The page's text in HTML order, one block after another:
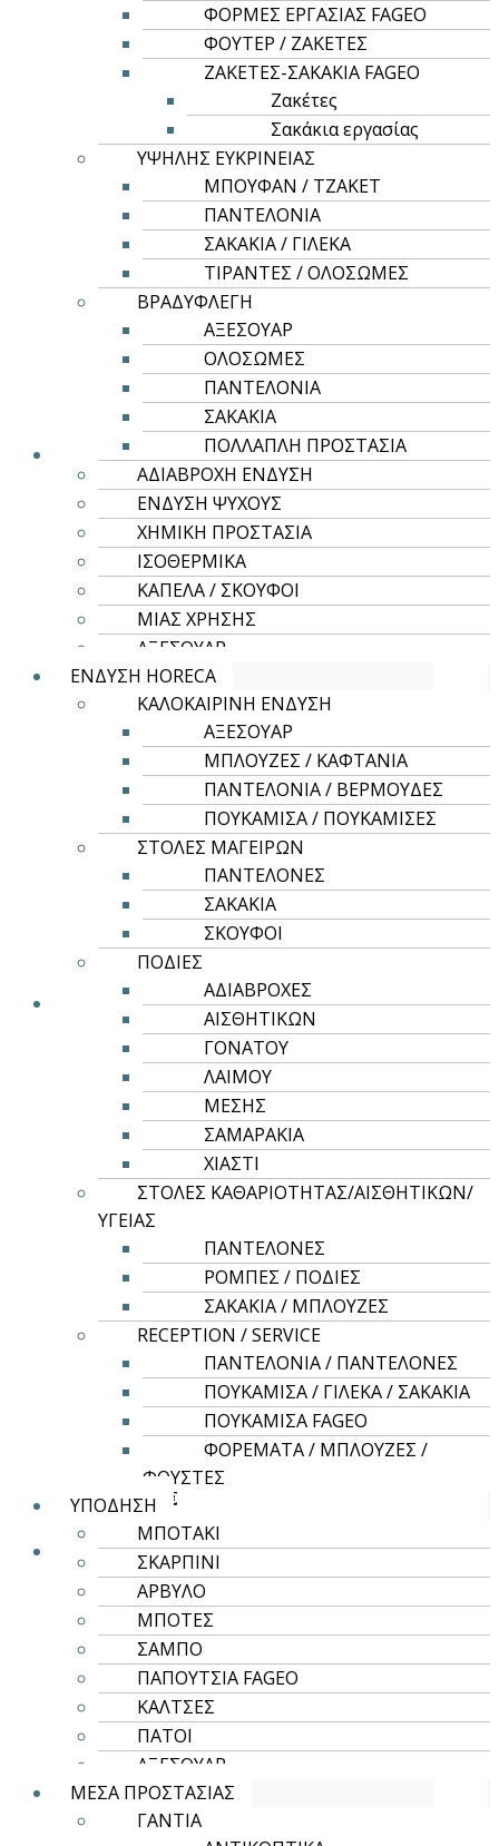
ΦΟΡΜΕΣ ΕΡΓΑΣΙΑΣ FAGEO
ΦΟΥΤΕΡ / ΖΑΚΕΤΕΣ
ΖΑΚΕΤΕΣ-ΣΑΚΑΚΙΑ FAGEO
Ζακέτες
Σακάκια εργασίας
ΥΨΗΛΗΣ ΕΥΚΡΙΝΕΙΑΣ
ΜΠΟΥΦΑΝ / ΤΖΑΚΕΤ
ΠΑΝΤΕΛΟΝΙΑ
ΣΑΚΑΚΙΑ / ΓΙΛΕΚΑ
ΤΙΡΑΝΤΕΣ / ΟΛΟΣΩΜΕΣ
ΒΡΑΔΥΦΛΕΓΗ
ΑΞΕΣΟΥΑΡ
ΟΛΟΣΩΜΕΣ
ΠΑΝΤΕΛΟΝΙΑ
ΣΑΚΑΚΙΑ
ΠΟΛΛΑΠΛΗ ΠΡΟΣΤΑΣΙΑ
ΑΔΙΑΒΡΟΧΗ ΕΝΔΥΣΗ
ΕΝΔΥΣΗ ΨΥΧΟΥΣ
ΧΗΜΙΚΗ ΠΡΟΣΤΑΣΙΑ
ΙΣΟΘΕΡΜΙΚΑ
ΚΑΠΕΛΑ / ΣΚΟΥΦΟΙ
ΜΙΑΣ ΧΡΗΣΗΣ
ΑΞΕΣΟΥΑΡ
ΕΝΔΥΣΗ HORECA
ΚΑΛΟΚΑΙΡΙΝΗ ΕΝΔΥΣΗ
ΑΞΕΣΟΥΑΡ
ΜΠΛΟΥΖΕΣ / ΚΑΦΤΑΝΙΑ
ΠΑΝΤΕΛΟΝΙΑ / ΒΕΡΜΟΥΔΕΣ
ΠΟΥΚΑΜΙΣΑ / ΠΟΥΚΑΜΙΣΕΣ
ΣΤΟΛΕΣ ΜΑΓΕΙΡΩΝ
ΠΑΝΤΕΛΟΝΕΣ
ΣΑΚΑΚΙΑ
ΣΚΟΥΦΟΙ
ΠΟΔΙΕΣ
ΑΔΙΑΒΡΟΧΕΣ
ΑΙΣΘΗΤΙΚΩΝ
ΓΟΝΑΤΟΥ
ΛΑΙΜΟΥ
ΜΕΣΗΣ
ΣΑΜΑΡΑΚΙΑ
ΧΙΑΣΤΙ
ΣΤΟΛΕΣ ΚΑΘΑΡΙΟΤΗΤΑΣ/ΑΙΣΘΗΤΙΚΩΝ/
ΥΓΕΙΑΣ
ΠΑΝΤΕΛΟΝΕΣ
ΡΟΜΠΕΣ / ΠΟΔΙΕΣ
ΣΑΚΑΚΙΑ / ΜΠΛΟΥΖΕΣ
RECEPTION / SERVICE
ΠΑΝΤΕΛΟΝΙΑ / ΠΑΝΤΕΛΟΝΕΣ
ΠΟΥΚΑΜΙΣΑ / ΓΙΛΕΚΑ / ΣΑΚΑΚΙΑ
ΠΟΥΚΑΜΙΣΑ FAGEO
ΦΟΡΕΜΑΤΑ / ΜΠΛΟΥΖΕΣ /
ΦΟΥΣΤΕΣ
ΥΠΟΔΗΣΗ
ΜΠΟΤΑΚΙ
ΣΚΑΡΠΙΝΙ
ΑΡΒΥΛΟ
ΜΠΟΤΕΣ
ΣΑΜΠΟ
ΠΑΠΟΥΤΣΙΑ FAGEO
ΚΑΛΤΣΕΣ
ΠΑΤΟΙ
ΑΞΕΣΟΥΑΡ
ΜΕΣΑ ΠΡΟΣΤΑΣΙΑΣ
ΓΑΝΤΙΑ
Επιλογή
Αυτό
το
έχει
πολλαπλές
παραλλαγές.
Οι
επιλογές
μπορούν
να
επιλεγούν
στη
σελίδα
του
ROLY CASUAL & SPORT
ATOMIC 150
2,72€–3,69€
Επιλογή
Αυτό
το
προϊόν
έχει
πολλαπλές
παραλλαγές.
Οι
επιλογές
μπορούν
να
επιλεγούν
στη
σελίδα
του
προϊόντος
ROLY CASUAL & SPORT
ATOMIC 150
3,04€–4,58€
Επιλογή
Αυτό
το
προϊόν
έχει
μπορούν
να
επιλεγούν
στη
σελίδα
του
προϊόντος
ROLY CASUAL & SPORT
BALI
5,69 €